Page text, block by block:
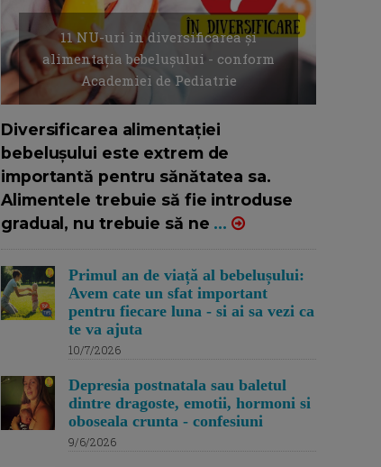
11 NU-uri in diversificarea și
alimentația bebelușului - conform
Academiei de Pediatrie
Diversificarea alimentației
bebelușului este extrem de
importantă pentru sănătatea sa.
Alimentele trebuie să fie introduse
gradual, nu trebuie să ne ...
Primul an de viață al bebelușului:
Avem cate un sfat important
pentru fiecare luna - si ai sa vezi ca
te va ajuta
10/7/2026
Depresia postnatala sau baletul
dintre dragoste, emotii, hormoni si
oboseala crunta - confesiuni
9/6/2026